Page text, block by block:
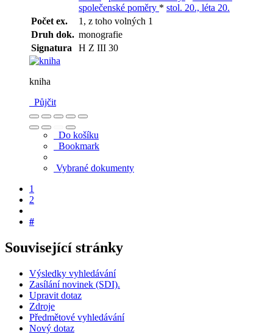
společenské poměry * stol. 20., léta 20.
Počet ex.
1, z toho volných 1
Druh dok. monografie
Signatura
H Z III 30
kniha
Půjčit
Do košíku
Bookmark
Vybrané dokumenty
1
2
#
Související stránky
Výsledky vyhledávání
Zasílání novinek (SDI).
Upravit dotaz
Zdroje
Předmětové vyhledávání
Nový dotaz